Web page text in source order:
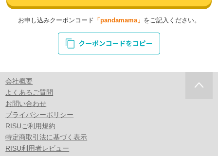
お申し込みクーポンコード 「pandamama」 をご記入ください。
会社概要
よくあるご質問
お問い合わせ
プライバシーポリシー
RISUご利用規約
特定商取引法に基づく表示
RISU利用者レビュー